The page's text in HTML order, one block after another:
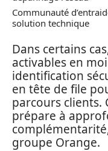
Communauté
solution technique
Dans certains
activables en
identification
en tête de file
parcours clients.
prépare à
groupe Orange.